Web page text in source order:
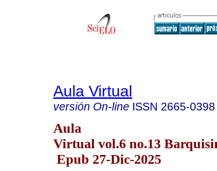
Aula Virtual
versión On-line ISSN 2665-0398
Aula
Virtual vol.6 no.13
Epub 27-Dic-2025